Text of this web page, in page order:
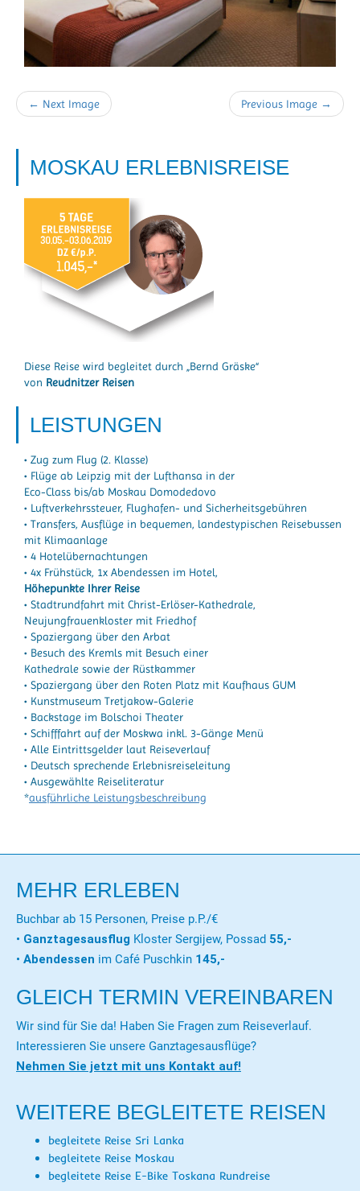
← Next Image Previous Image →
MOSKAU ERLEBNISREISE
Diese Reise wird begleitet durch „Bernd Gräske“
von Reudnitzer Reisen
LEISTUNGEN
• Zug zum Flug (2. Klasse)
• Flüge ab Leipzig mit der Lufthansa in der
Eco-Class bis/ab Moskau Domodedovo
• Luftverkehrssteuer, Flughafen- und Sicherheitsgebühren
• Transfers, Ausflüge in bequemen, landestypischen Reisebussen
mit Klimaanlage
• 4 Hotelübernachtungen
• 4x Frühstück, 1x Abendessen im Hotel,
Höhepunkte Ihrer Reise
• Stadtrundfahrt mit Christ-Erlöser-Kathedrale,
Neujungfrauenkloster mit Friedhof
• Spaziergang über den Arbat
• Besuch des Kremls mit Besuch einer
Kathedrale sowie der Rüstkammer
• Spaziergang über den Roten Platz mit Kaufhaus GUM
• Kunstmuseum Tretjakow-Galerie
• Backstage im Bolschoi Theater
• Schifffahrt auf der Moskwa inkl. 3-Gänge Menü
• Alle Eintrittsgelder laut Reiseverlauf
• Deutsch sprechende Erlebnisreiseleitung
• Ausgewählte Reiseliteratur
*ausführliche Leistungsbeschreibung
MEHR ERLEBEN
Buchbar ab 15 Personen, Preise p.P./€
• Ganztagesausflug Kloster Sergijew, Possad 55,-
• Abendessen im Café Puschkin 145,-
GLEICH TERMIN VEREINBAREN
Wir sind für Sie da! Haben Sie Fragen zum Reiseverlauf.
Interessieren Sie unsere Ganztagesausflüge?
Nehmen Sie jetzt mit uns Kontakt auf!
WEITERE BEGLEITETE REISEN
begleitete Reise Sri Lanka
begleitete Reise Moskau
begleitete Reise E-Bike Toskana Rundreise